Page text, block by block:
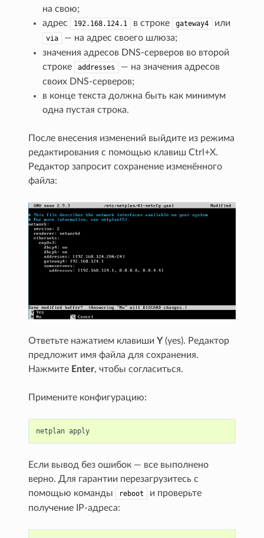
на свою;
адрес
192.168.124.1 в строке gateway4 или
via
— на адреc своего шлюза;
значения адресов DNS-серверов во второй
строке
addresses
— на значения адресов
своих DNS-серверов;
в конце текста должна быть как минимум
одна пустая строка.
После внесения изменений выйдите из режима
редактирования с помощью клавиш Ctrl+X.
Редактор запросит сохранение изменённого
файла:
Ответьте нажатием клавишиY (yes). Редактор
предложит имя файла для сохранения.
Нажмите Enter, чтобы согласиться.
Примените конфигурацию:
netplan apply
Если вывод без ошибок — все выполнено
верно. Для гарантии перезагрузитесь c
помощью команды
reboot
и проверьте
получение IP-адреса: